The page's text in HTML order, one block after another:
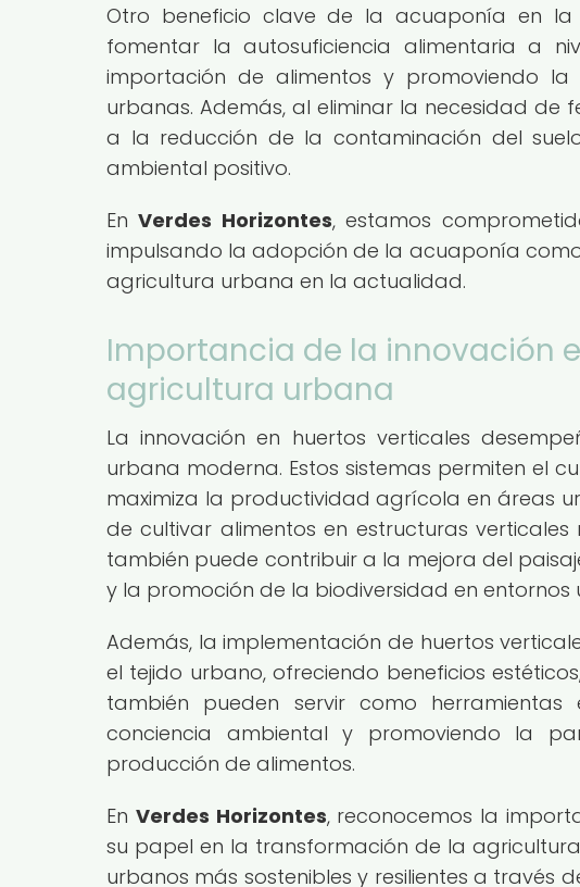
Otro beneficio clave de la acuaponía en
fomentar la autosuficiencia alimentaria a
importación de alimentos y promoviendo
urbanas. Además, al eliminar la necesidad de
a la reducción de la contaminación del
ambiental positivo.
EnVerdes Horizontes, estamos
impulsando la adopción de la acuaponía
agricultura urbana en la actualidad.
Importancia de la innovación
agricultura urbana
La innovación en huertos verticales
urbana moderna. Estos sistemas permiten el
maximiza la productividad agrícola en áreas
de cultivar alimentos en estructuras
también puede contribuir a la mejora del
y la promoción de la biodiversidad en entornos
Además, la implementación de huertos
el tejido urbano, ofreciendo beneficios
también pueden servir como
conciencia ambiental y promoviendo la
producción de alimentos.
En Verdes Horizontes, reconocemos la
su papel en la transformación de la
urbanos más sostenibles y resilientes a través